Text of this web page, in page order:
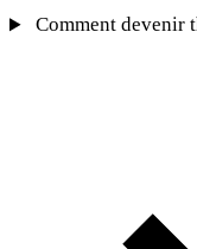
Comment devenir